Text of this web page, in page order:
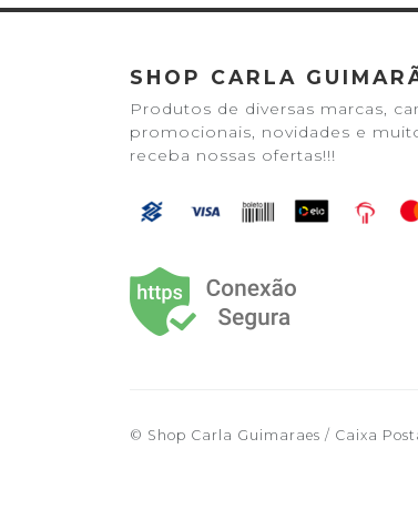
SHOP CARLA
Produtos de diversas marcas,
promocionais, novidades e
receba nossas ofertas!!!
© Shop Carla Guimaraes / Caixa